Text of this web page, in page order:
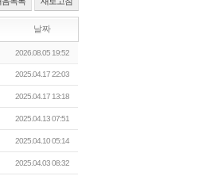
날짜
2026.08.05 19:52
2025.04.17 22:03
2025.04.17 13:18
2025.04.13 07:51
2025.04.10 05:14
2025.04.03 08:32